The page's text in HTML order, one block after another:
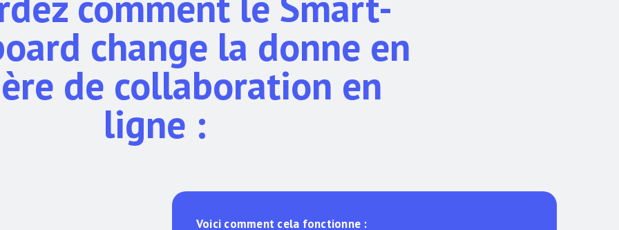
change la donne en
de collaboration en
ligne :
Voici comment cela fonctionne :